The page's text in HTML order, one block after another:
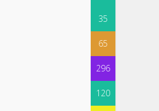
35
65
296
120